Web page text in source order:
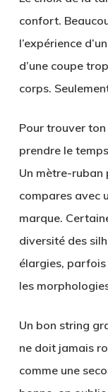
confort.
l’expérience
d’une coupe
corps.
Pour trouver
prendre le
Un mètre-ruban
compares avec
marque.
diversité des
élargies, parfois
les
Un bon string
ne doit jamais
comme une